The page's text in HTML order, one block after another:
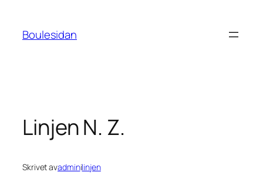
innehåll
Boulesidan
Linjen N. Z.
Skrivet avadminilinjen